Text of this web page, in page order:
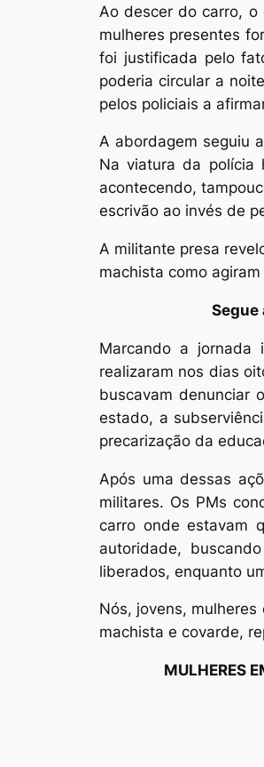
Ao descer do carro,
mulheres presentes
foi justificada pelo
poderia circular a
pelos policiais a
A abordagem seguiu
Na viatura da polícia
acontecendo,
escrivão ao invés de
A militante presa
machista como
Segue
Marcando a jornada
realizaram nos dias
buscavam denunciar
estado, a
precarização da
Após uma dessas
militares. Os PMs
carro onde estavam
autoridade,
liberados, enquanto
Nós, jovens,
machista e covarde,
MULHERES